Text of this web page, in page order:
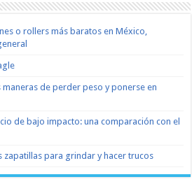
o rollers más baratos en México,
maneras de perder peso y ponerse en
de bajo impacto: una comparación con el
zapatillas para grindar y hacer trucos